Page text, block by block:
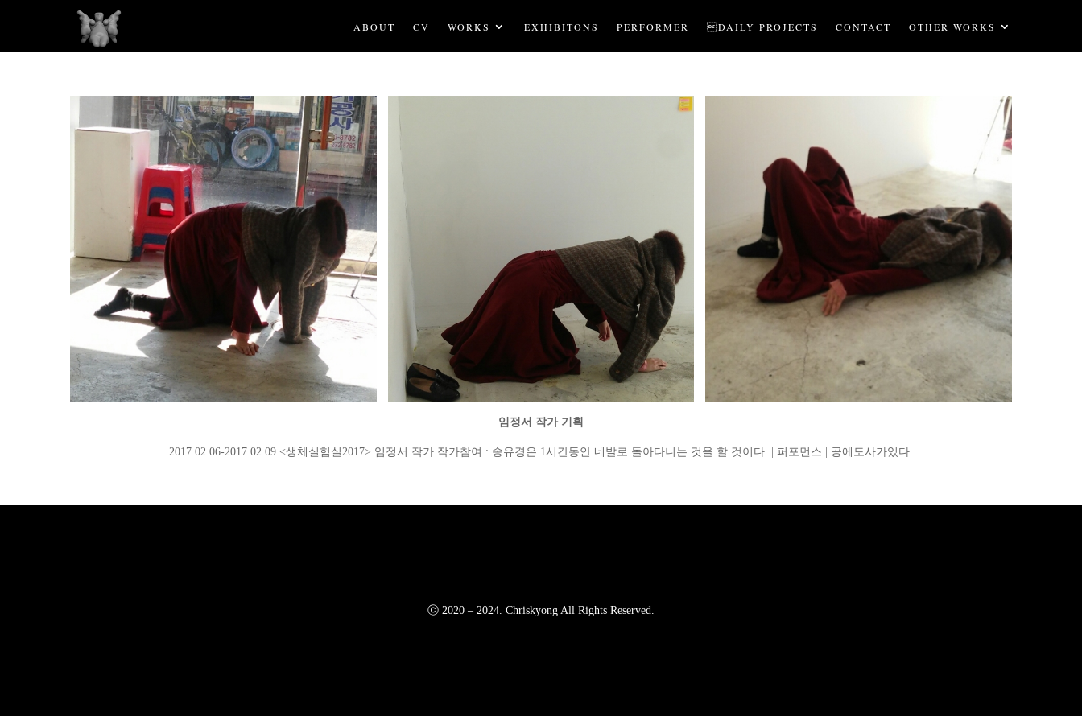
ABOUT CV WORKS EXHIBITONS PERFORMER DAILY PROJECTS CONTACT OTHER WORKS
임정서 작가 기획
2017.02.06-2017.02.09 <생체실험실2017> 임정서 작가 작가참여 : 송유경은 1시간동안 네발로 돌아다니는 것을 할 것이다. | 퍼포먼스 | 공에도사가있다
ⓒ 2020 – 2024. Chriskyong All Rights Reserved.